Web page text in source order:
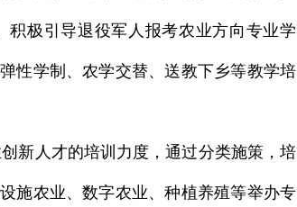
极引导退役军人报考农业方向专业学
性学制、农学交替、送教下乡等教学培
新人才的培训力度，通过分类施策，培
施农业、数字农业、种植养殖等举办专